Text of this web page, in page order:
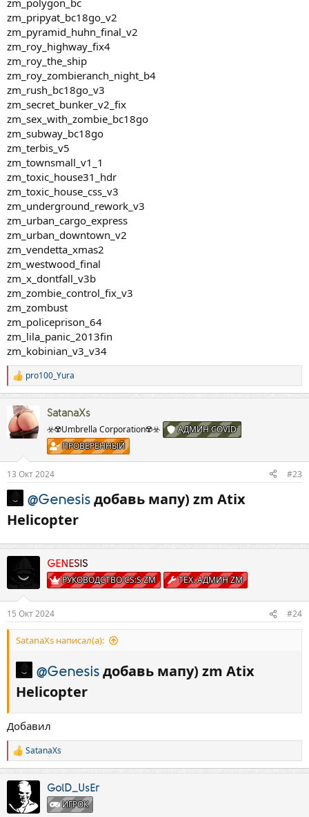
zm_pripyat_bc18go_v2
zm_pyramid_huhn_final_v2
zm_roy_highway_fix4
zm_roy_the_ship
zm_roy_zombieranch_night_b4
zm_rush_bc18go_v3
zm_secret_bunker_v2_fix
zm_sex_with_zombie_bc18go
zm_subway_bc18go
zm_terbis_v5
zm_townsmall_v1_1
zm_toxic_house31_hdr
zm_toxic_house_css_v3
zm_underground_rework_v3
zm_urban_cargo_express
zm_urban_downtown_v2
zm_vendetta_xmas2
zm_westwood_final
zm_x_dontfall_v3b
zm_zombie_control_fix_v3
zm_zombust
zm_policeprison_64
zm_lila_panic_2013fin
zm_kobinian_v3_v34
Р
е
к
ц
и
pro100_Yura
SatanaXs
☣️☢️Umbrella Corporation☢️☣️
АДМИН COVID
ПРОВЕРЕННЫЙ
13 Окт 2024 #23
@Genesis добавь мапу) zm Atix
Helicopter​
GENESIS
РУКОВОДСТВО CS:S ZM ТЕХ. АДМИН ZM
15 Окт 2024 #24
SatanaXs написал(а):
@Genesis добавь мапу) zm Atix
Helicopter​
Добавил
Р
е
и
SatanaXs
GolD_UsEr
ИГРОК